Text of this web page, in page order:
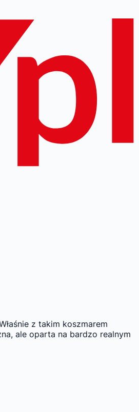
z takim koszmarem
ale oparta na bardzo realnym